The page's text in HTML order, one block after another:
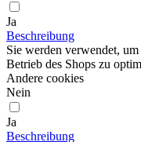
Ja
Beschreibung
Sie werden verwendet,
Betrieb des Shops zu
Andere cookies
Nein
Ja
Beschreibung